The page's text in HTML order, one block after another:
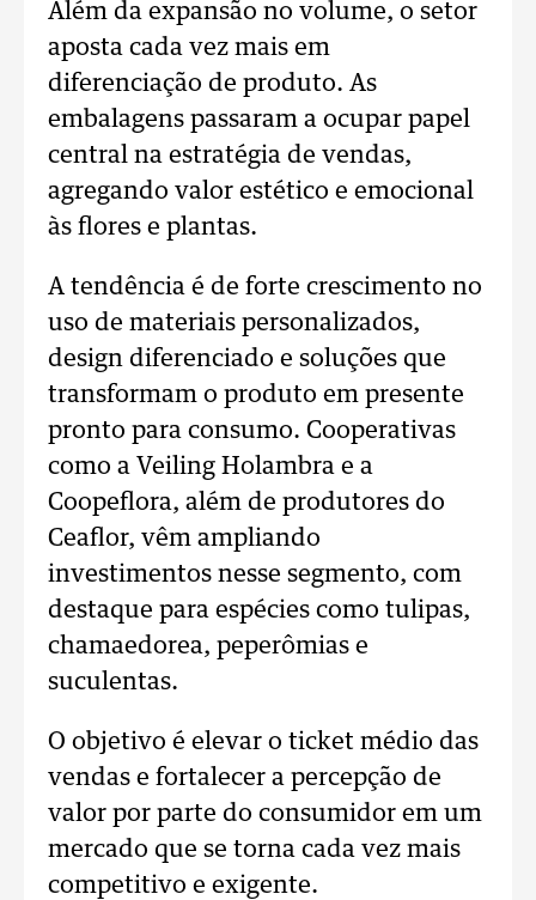
Além da expansão no volume, o setor
aposta cada vez mais em
diferenciação de produto. As
embalagens passaram a ocupar papel
central na estratégia de vendas,
agregando valor estético e emocional
às flores e plantas.
A tendência é de forte crescimento no
uso de materiais personalizados,
design diferenciado e soluções que
transformam o produto em presente
pronto para consumo. Cooperativas
como a Veiling Holambra e a
Coopeflora, além de produtores do
Ceaflor, vêm ampliando
investimentos nesse segmento, com
destaque para espécies como tulipas,
chamaedorea, peperômias e
suculentas.
O objetivo é elevar o ticket médio das
vendas e fortalecer a percepção de
valor por parte do consumidor em um
mercado que se torna cada vez mais
competitivo e exigente.